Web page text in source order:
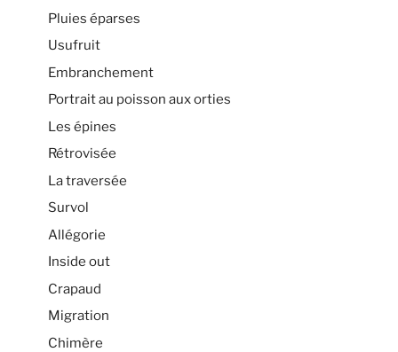
Pluies éparses
Usufruit
Embranchement
Portrait au poisson aux orties
Les épines
Rétrovisée
La traversée
Survol
Allégorie
Inside out
Crapaud
Migration
Chimère